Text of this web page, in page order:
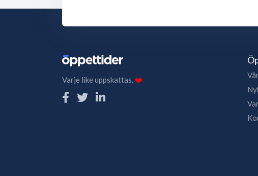
Varje like uppskattas.❤️